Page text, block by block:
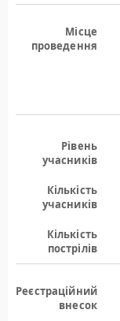
Місце
проведення
Рівень
учасників
Кількість
учасників
Кількість
пострілів
Реєстраційний
внесок